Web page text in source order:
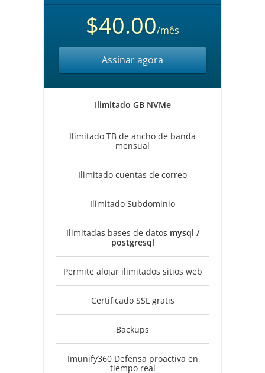
$40.00/mês
Assinar agora
Ilimitado GB NVMe
Ilimitado TB de ancho de banda
mensual
Ilimitado cuentas de correo
Ilimitado Subdominio
Ilimitadas bases de datos mysql /
postgresql
Permite alojar ilimitados sitios web
Certificado SSL gratis
Backups
Imunify360 Defensa proactiva en
tiempo real